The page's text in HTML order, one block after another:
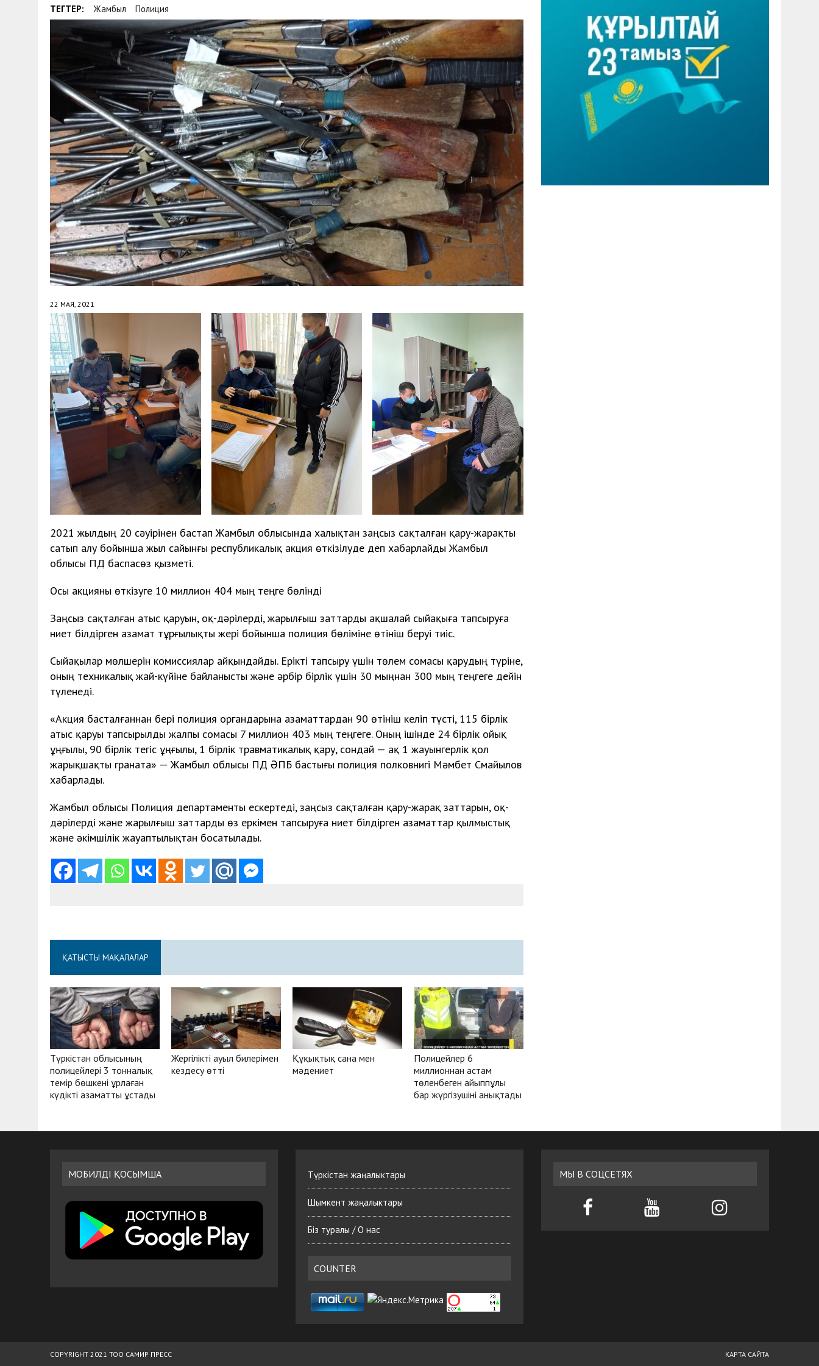
30 МАЯ, 2026 | ТҮСІНДІРУ ЖҰМЫСТАРЫ ЖҮРГІЗІЛДІ
ТЕГТЕР: Жамбыл Полиция
22 МАЯ, 2021
2021 жылдың 20 сәуірінен бастап Жамбыл облысында халықтан заңсыз сақталған қару-жарақты
сатып алу бойынша жыл сайынғы республикалық акция өткізілуде деп хабарлайды Жамбыл
облысы ПД баспасөз қызметі.
Осы акцияны өткізуге 10 миллион 404 мың теңге бөлінді
Заңсыз сақталған атыс қаруын, оқ-дәрілерді, жарылғыш заттарды ақшалай сыйақыға тапсыруға
ниет білдірген азамат тұрғылықты жері бойынша полиция бөліміне өтініш беруі тиіс.
Сыйақылар мөлшерін комиссиялар айқындайды. Ерікті тапсыру үшін төлем сомасы қарудың түріне,
оның техникалық жай-күйіне байланысты және әрбір бірлік үшін 30 мыңнан 300 мың теңгеге дейін
түленеді.
«Акция басталғаннан бері полиция органдарына азаматтардан 90 өтініш келіп түсті, 115 бірлік
атыс қаруы тапсырылды жалпы сомасы 7 миллион 403 мың теңгеге. Оның ішінде 24 бірлік ойық
ұңғылы, 90 бірлік тегіс ұңғылы, 1 бірлік травматикалық қару, сондай — ақ 1 жауынгерлік қол
жарықшақты граната» — Жамбыл облысы ПД ӘПБ бастығы полиция полковнигі Мәмбет Смайылов
хабарлады.
Жамбыл облысы Полиция департаменты ескертеді, заңсыз сақталған қару-жарақ заттарын, оқ-
дәрілерді және жарылғыш заттарды өз еркімен тапсыруға ниет білдірген азаматтар қылмыстық
және әкімшілік жауаптылықтан босатылады.
ҚАТЫСТЫ МАҚАЛАЛАР
Түркістан облысының
полицейлері 3 тонналық
темір бөшкені ұрлаған
күдікті азаматты ұстады
Жергілікті ауыл билерімен
кездесу өтті
Құқықтық сана мен
мәдениет
Полицейлер 6
миллионнан астам
төленбеген айыппұлы
бар жүргізушіні анықтады
МОБИЛДІ ҚОСЫМША Түркістан жаңалыктары
Шымкент жаңалыктары
Біз туралы / О нас
COUNTER
МЫ В СОЦСЕТЯХ
КАРТА САЙТА
COPYRIGHT 2021 ТОО САМИР ПРЕСС